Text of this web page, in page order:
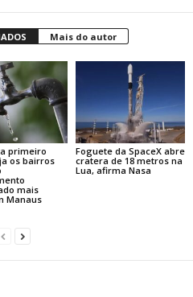
Mais do autor
primeiro
os bairros
mais
Manaus
Foguete da SpaceX abre
cratera de 18 metros na
Lua, afirma Nasa